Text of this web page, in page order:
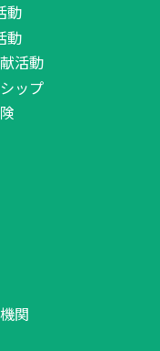
動
動
活動
ップ
関